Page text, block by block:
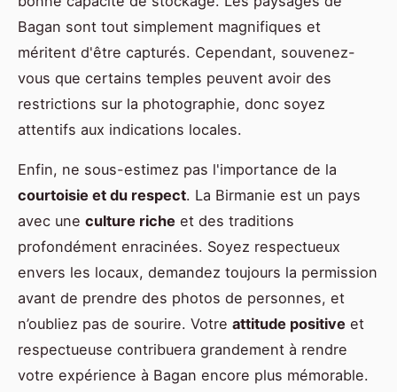
Bagan sont tout simplement magnifiques et
méritent d'être capturés. Cependant, souvenez-
vous que certains temples peuvent avoir des
restrictions sur la photographie, donc soyez
attentifs aux indications locales.
Enfin, ne sous-estimez pas l'importance de la
courtoisie et du respect. La Birmanie est un pays
avec une culture riche et des traditions
profondément enracinées. Soyez respectueux
envers les locaux, demandez toujours la permission
avant de prendre des photos de personnes, et
n’oubliez pas de sourire. Votre attitude positive et
respectueuse contribuera grandement à rendre
votre expérience à Bagan encore plus mémorable.